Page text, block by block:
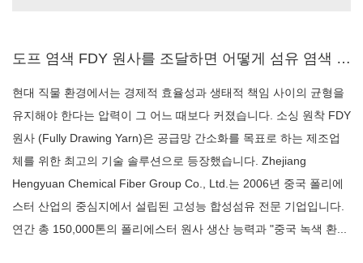
도프 염색 FDY 원사를 조달하면 어떻게 섬유 염색 비용과 환경 영향을 줄일 수 있습니까?
현대 직물 환경에서는 경제적 효율성과 생태적 책임 사이의 균형을
유지해야 한다는 압력이 그 어느 때보다 커졌습니다. 소싱 원착 FDY
원사 (Fully Drawing Yarn)은 공급망 간소화를 목표로 하는 제조업
체를 위한 최고의 기술 솔루션으로 등장했습니다. Zhejiang
Hengyuan Chemical Fiber Group Co., Ltd.는 2006년 중국 폴리에
스터 산업의 중심지에서 설립된 고성능 합성섬유 전문 기업입니다.
연간 총 150,000톤의 폴리에스터 원사 생산 능력과 "중국 녹색 환...